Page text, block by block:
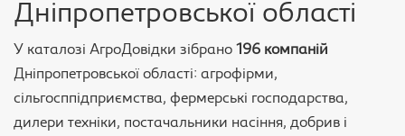
Дніпропетровської області
У каталозі АгроДовідки зібрано 196 компаній
Дніпропетровської області: агрофірми,
сільгосппідприємства, фермерські господарства,
дилери техніки, постачальники насіння, добрив і